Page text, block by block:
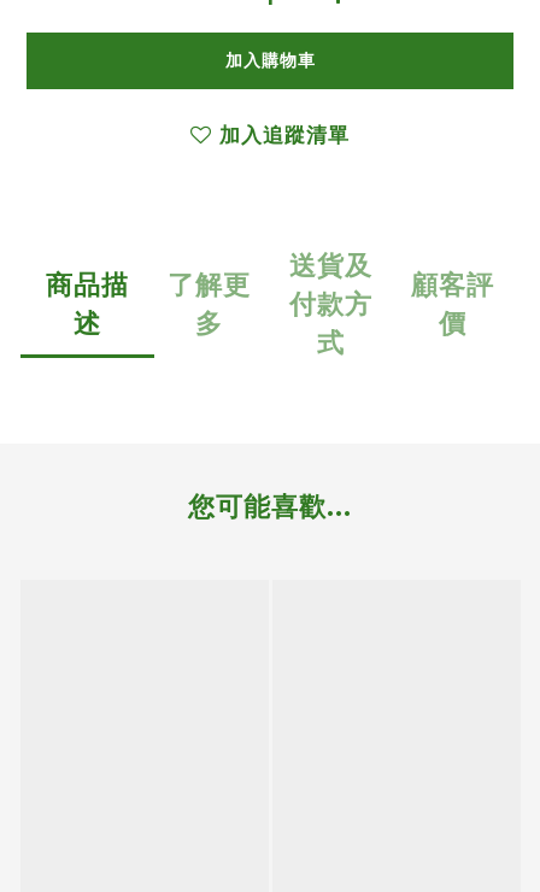
加入購物車
加入追蹤清單
商品描
述
了解更
多
送貨及
付款方
式
顧客評
價
您可能喜歡...